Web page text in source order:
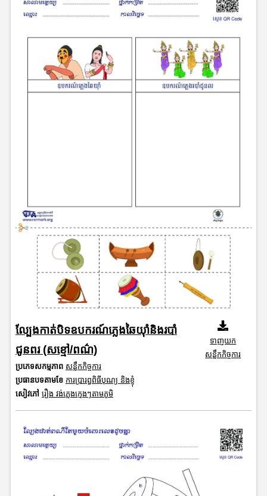
ល្បែងកាត់បិទឧបករណ៍ភ្លេងឆៃយ៉ាំនិងរបាំ
ជូនពរ (សខ្មៅ/ពណ៌)
ប្រភេទសកម្មភាព សន្លឹកកិច្ចការ
ប្រធានបទតាមខែ ការប្រារព្ធពិធីបុណ្យ និងខ្ញុំ
សៀវភៅ រឿង វង់ភ្លេងក្មេងៗតាមភូមិ
ទាញយក
សន្លឹកកិច្ចការ